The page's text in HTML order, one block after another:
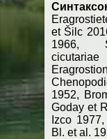
et Šilc
1966,
1952,
Goday et
Izco
Bl. et al.